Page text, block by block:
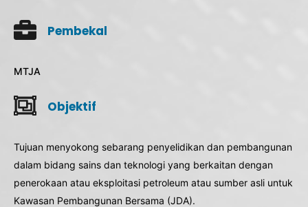
Pembekal
MTJA
Objektif
Tujuan menyokong sebarang penyelidikan dan pembangunan
dalam bidang sains dan teknologi yang berkaitan dengan
penerokaan atau eksploitasi petroleum atau sumber asli untuk
Kawasan Pembangunan Bersama (JDA).